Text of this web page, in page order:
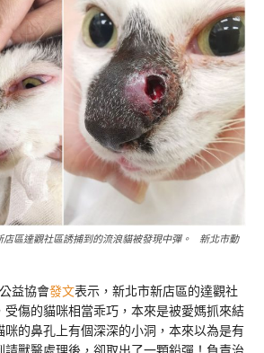
店區達觀社區誘捕到的流浪貓被發現中彈。 新北市動
益協會發文表示，新北市新店區的達觀社
傷的貓咪相當乖巧，本來是被愛媽抓來結
的鼻孔上有個深深的小洞，本來以為是有